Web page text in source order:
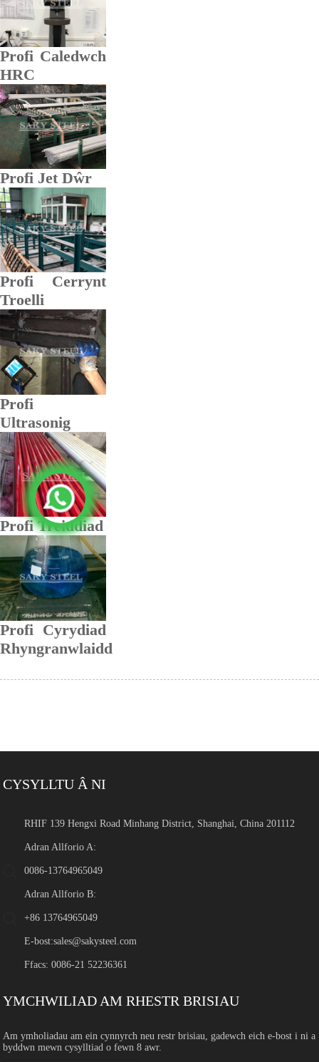
Profi Caledwch
HRC
Profi Jet Dŵr
Profi Cerrynt
Troelli
Profi
Ultrasonig
Profi Treiddiad
Profi Cyrydiad
Rhyngranwlaidd
CYSYLLTU Â NI
RHIF 139 Hengxi Road Minhang District, Shanghai, China 201112
Adran Allforio A:
0086-13764965049
Adran Allforio B:
+86 13764965049
E-bost:sales@sakysteel.com
Ffacs: 0086-21 52236361
YMCHWILIAD AM RHESTR BRISIAU
Am ymholiadau am ein cynnyrch neu restr brisiau, gadewch eich e-bost i ni a
byddwn mewn cysylltiad o fewn 8 awr.